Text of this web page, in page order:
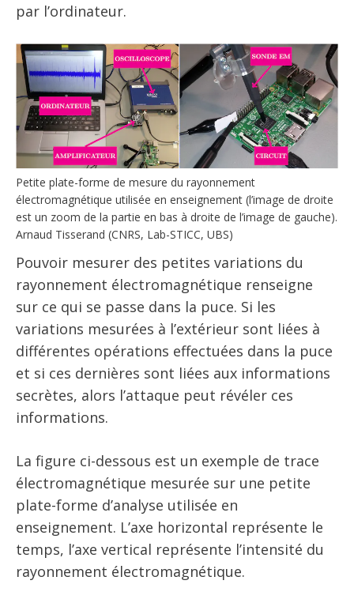
par l’ordinateur.
Petite plate-forme de mesure du rayonnement
électromagnétique utilisée en enseignement (l’image de droite
est un zoom de la partie en bas à droite de l’image de gauche).
Arnaud Tisserand (CNRS, Lab-STICC, UBS)
Pouvoir mesurer des petites variations du
rayonnement électromagnétique renseigne
sur ce qui se passe dans la puce. Si les
variations mesurées à l’extérieur sont liées à
différentes opérations effectuées dans la puce
et si ces dernières sont liées aux informations
secrètes, alors l’attaque peut révéler ces
informations.
La figure ci-dessous est un exemple de trace
électromagnétique mesurée sur une petite
plate-forme d’analyse utilisée en
enseignement. L’axe horizontal représente le
temps, l’axe vertical représente l’intensité du
rayonnement électromagnétique.